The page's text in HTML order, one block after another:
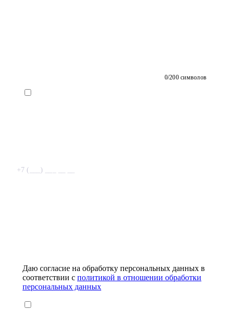
+7 (___) ___ __ __
0/200 символов
Даю согласие на обработку персональных данных в
соответствии с политикой в отношении обработки
персональных данных